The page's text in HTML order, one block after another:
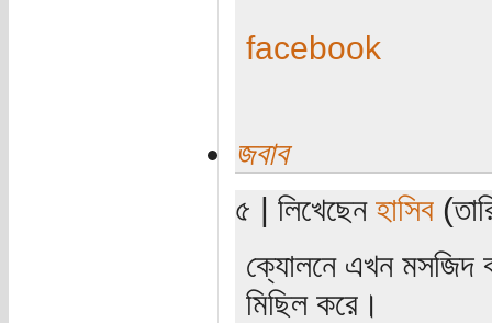
facebook
জবাব
৫ | লিখেছেন হাসিব
ক্যোলনে এখন মসজিদ
মিছিল করে।